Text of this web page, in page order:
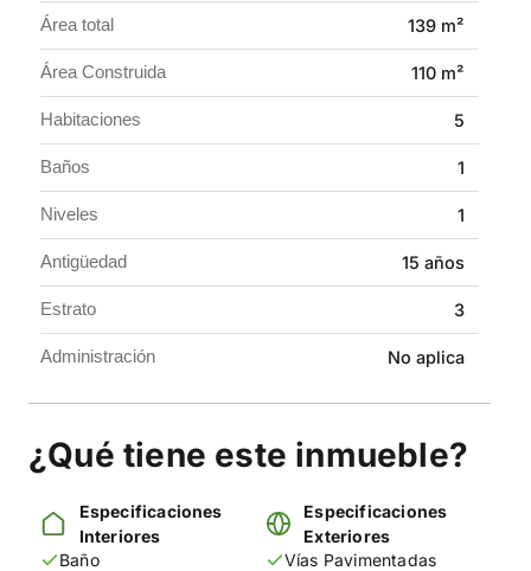
proyectos de renta, gracias a su ubicación y distribución.
Una casa con ubicación privilegiada y múltiples
posibilidades.
Contáctanos y agenda tu visita.
Área total 139 m²
Área Construida 110 m²
Habitaciones 5
Baños 1
Niveles 1
Antigüedad 15 años
Estrato 3
Administración No aplica
¿Qué tiene este inmueble?
Especificaciones
Interiores
Baño
Especificaciones
Exteriores
Vías Pavimentadas